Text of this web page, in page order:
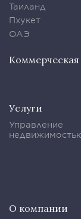
Таиланд
Пхукет
ОАЭ
Услуги
Управление
О компании